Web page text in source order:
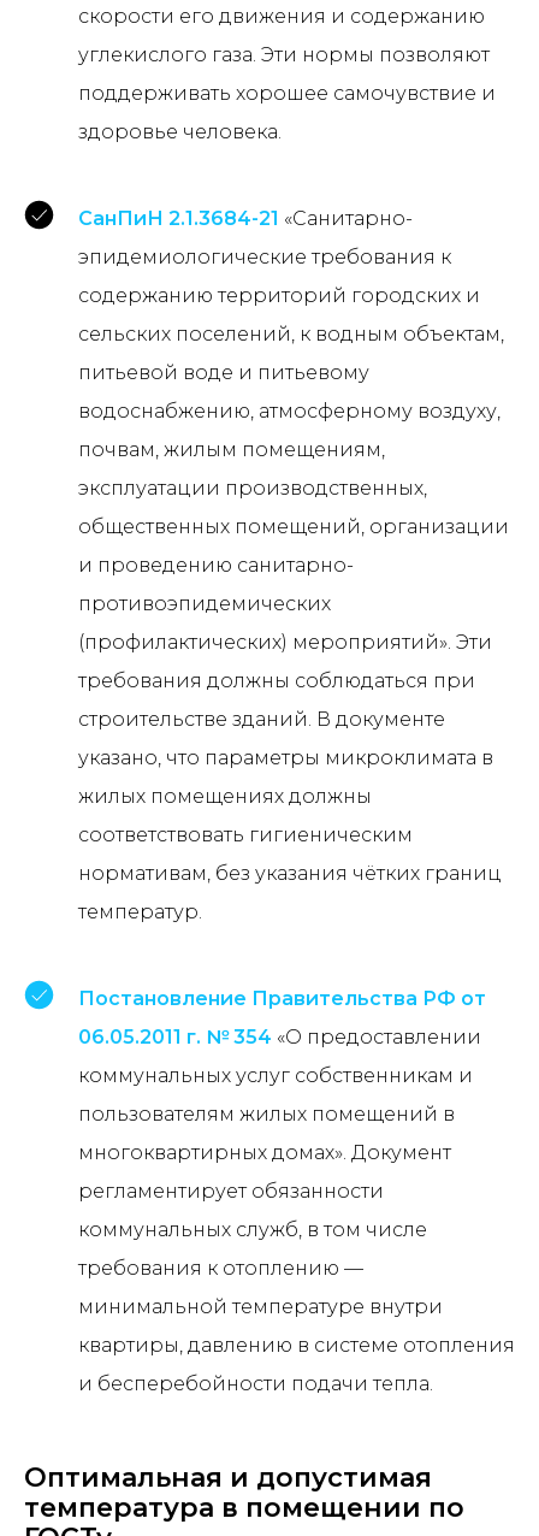
скорости его движения и содержанию
углекислого газа. Эти нормы позволяют
поддерживать хорошее самочувствие и
здоровье человека.
СанПиН 2.1.3684-21 «Санитарно-
эпидемиологические требования к
содержанию территорий городских и
сельских поселений, к водным объектам,
питьевой воде и питьевому
водоснабжению, атмосферному воздуху,
почвам, жилым помещениям,
эксплуатации производственных,
общественных помещений, организации
и проведению санитарно-
противоэпидемических
(профилактических) мероприятий». Эти
требования должны соблюдаться при
строительстве зданий. В документе
указано, что параметры микроклимата в
жилых помещениях должны
соответствовать гигиеническим
нормативам, без указания чётких границ
температур.
Постановление Правительства РФ от
06.05.2011 г. № 354 «О предоставлении
коммунальных услуг собственникам и
пользователям жилых помещений в
многоквартирных домах». Документ
регламентирует обязанности
коммунальных служб, в том числе
требования к отоплению —
минимальной температуре внутри
квартиры, давлению в системе отопления
и бесперебойности подачи тепла.
Оптимальная и допустимая
температура в помещении по